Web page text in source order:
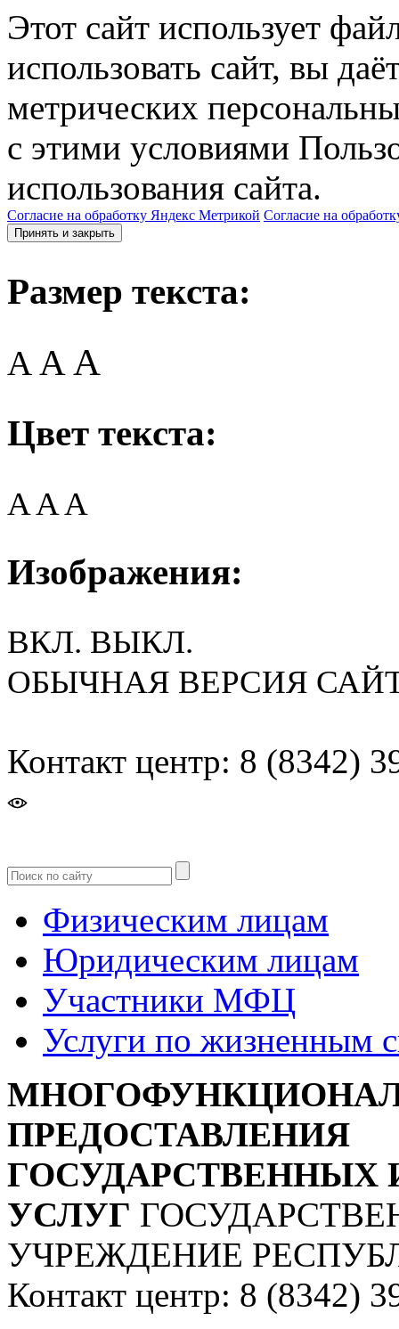
Этот сайт использует
использовать сайт, вы
метрических
с этими условиями
использования сайта.
Согласие на обработку Яндекс Метрикой Согласие на
Принять и закрыть
Размер текста:
A AA
Цвет текста:
AAA
Изображения:
ВКЛ. ВЫКЛ.
ОБЫЧНАЯ ВЕРСИЯ
Контакт центр: 8 (8342)
Физическим лицам
Юридическим лицам
Участники МФЦ
Услуги по жизненным
ПРЕДОСТАВЛЕНИЯ
УСЛУГ
УЧРЕЖДЕНИЕ
Контакт центр: 8 (8342)